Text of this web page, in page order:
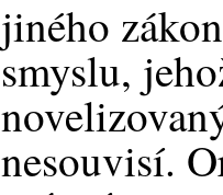
jiného
smyslu,
nesouvisí.